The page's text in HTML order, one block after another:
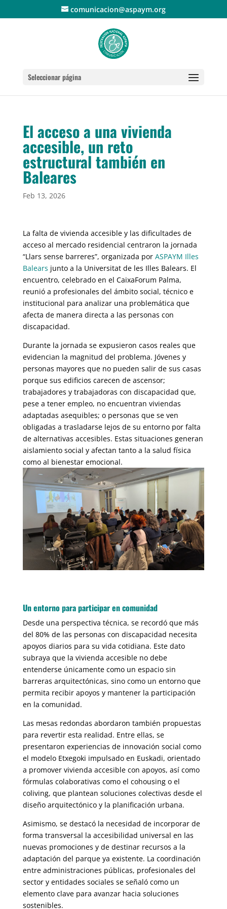
comunicacion@aspaym.org
Seleccionar página
El acceso a una vivienda
accesible, un reto
estructural también en
Baleares
Feb 13, 2026
La falta de vivienda accesible y las dificultades de
acceso al mercado residencial centraron la jornada
“Llars sense barreres”, organizada por ASPAYM Illes
Balears junto a la Universitat de les Illes Balears. El
encuentro, celebrado en el CaixaForum Palma,
reunió a profesionales del ámbito social, técnico e
institucional para analizar una problemática que
afecta de manera directa a las personas con
discapacidad.
Durante la jornada se expusieron casos reales que
evidencian la magnitud del problema. Jóvenes y
personas mayores que no pueden salir de sus casas
porque sus edificios carecen de ascensor;
trabajadores y trabajadoras con discapacidad que,
pese a tener empleo, no encuentran viviendas
adaptadas asequibles; o personas que se ven
obligadas a trasladarse lejos de su entorno por falta
de alternativas accesibles. Estas situaciones generan
aislamiento social y afectan tanto a la salud física
como al bienestar emocional.
Un entorno para participar en comunidad
Desde una perspectiva técnica, se recordó que más
del 80% de las personas con discapacidad necesita
apoyos diarios para su vida cotidiana. Este dato
subraya que la vivienda accesible no debe
entenderse únicamente como un espacio sin
barreras arquitectónicas, sino como un entorno que
permita recibir apoyos y mantener la participación
en la comunidad.
Las mesas redondas abordaron también propuestas
para revertir esta realidad. Entre ellas, se
presentaron experiencias de innovación social como
el modelo Etxegoki impulsado en Euskadi, orientado
a promover vivienda accesible con apoyos, así como
fórmulas colaborativas como el cohousing o el
coliving, que plantean soluciones colectivas desde el
diseño arquitectónico y la planificación urbana.
Asimismo, se destacó la necesidad de incorporar de
forma transversal la accesibilidad universal en las
nuevas promociones y de destinar recursos a la
adaptación del parque ya existente. La coordinación
entre administraciones públicas, profesionales del
sector y entidades sociales se señaló como un
elemento clave para avanzar hacia soluciones
sostenibles.